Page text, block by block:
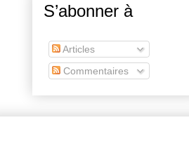
S’abonner à
Articles
Commentaires